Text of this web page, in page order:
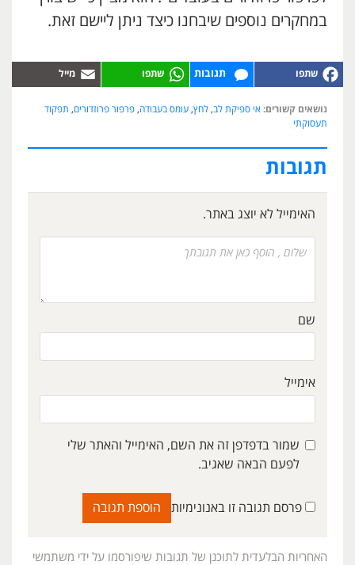
במחקרים נוספים שיבחנו כיצד ניתן ליישם זאת.
תגובות
נושאים קשורים: אי ספיקת לב, לחץ, עומס בעבודה, פרפור פרוזדורים, תפקוד
תעסוקתי
תגובות
האימייל לא יוצג באתר.
שם
אימייל
שמור בדפדפן זה את השם, האימייל והאתר שלי
לפעם הבאה שאגיב.
פרסם תגובה זו באנונימיות
האחריות הבלעדית לתוכנן של תגובות שיפורסמו על ידי משתמשי